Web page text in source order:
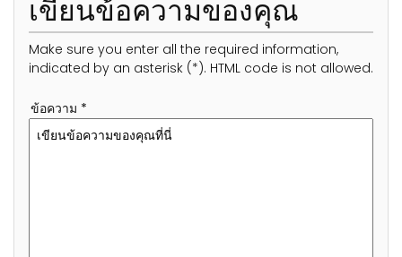
เขียนข้อความของคุณ
Make sure you enter all the required information,
indicated by an asterisk (*). HTML code is not allowed.
ข้อความ *